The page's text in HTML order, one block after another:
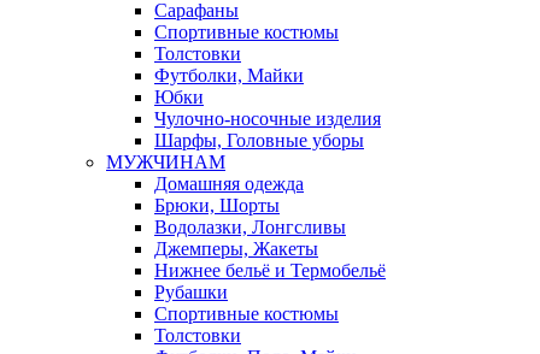
Сарафаны
Спортивные костюмы
Толстовки
Футболки, Майки
Юбки
Чулочно-носочные изделия
Шарфы, Головные уборы
МУЖЧИНАМ
Домашняя одежда
Брюки, Шорты
Водолазки, Лонгсливы
Джемперы, Жакеты
Нижнее бельё и Термобельё
Рубашки
Спортивные костюмы
Толстовки